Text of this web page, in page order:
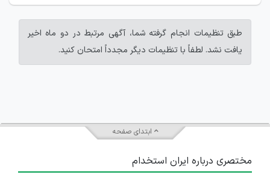
طبق تنظیمات انجام گرفته شما، آگهی مرتبط در دو ماه اخیر
یافت نشد. لطفاً با تنظیمات دیگر مجدداً امتحان کنید.
ابتدای صفحه
مختصری درباره ایران استخدام